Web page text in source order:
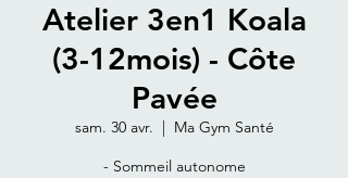
Atelier 3en1 Koala
(3-12mois) - Côte
Pavée
sam. 30 avr.
  |
Ma Gym Santé
- Sommeil autonome